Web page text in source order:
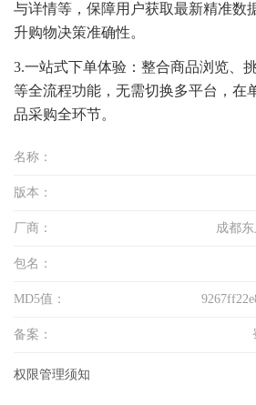
与详情等，保障用户获取最新精准数
升购物决策准确性。
3.一站式下单体验：整合商品浏览、
等全流程功能，无需切换多平台，在
品采购全环节。
名称：
版本：
厂商： 成都
包名：
MD5值：
备案：
权限管理须知